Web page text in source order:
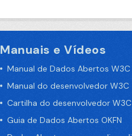
Manuais e Vídeos
Manual de Dados Abertos W3C
Manual do desenvolvedor W3C
Cartilha do desenvolvedor W3C
Guia de Dados Abertos OKFN